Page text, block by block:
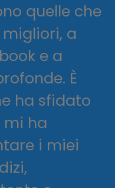
quelle che
a
e a
È
ha sfidato
mi ha
i miei